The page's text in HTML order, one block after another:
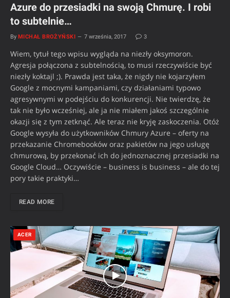
Azure do przesiadki na swoją Chmurę. I robi
to subtelnie…
By MICHAŁ BROŻYŃSKI 7 września, 2017 3
Wiem, tytuł tego wpisu wygląda na niezły oksymoron.
Agresja połączona z subtelnością, to musi rzeczywiście być
niezły koktajl ;). Prawda jest taka, że nigdy nie kojarzyłem
Google z mocnymi kampaniami, czy działaniami typowo
agresywnymi w podejściu do konkurencji. Nie twierdzę, że
tak nie było wcześniej, ale ja nie miałem jakoś szczególnie
okazji się z tym zetknąć. Ale teraz nie kryję zaskoczenia. Otóż
Google wysyła do użytkowników Chmury Azure – oferty na
przekazanie Chromebooków oraz pakietów na jego usługę
chmurową, by przekonać ich do jednoznacznej przesiadki na
Google Cloud… Oczywiście – business is business – ale do tej
pory takie praktyki…
READ MORE
ACER